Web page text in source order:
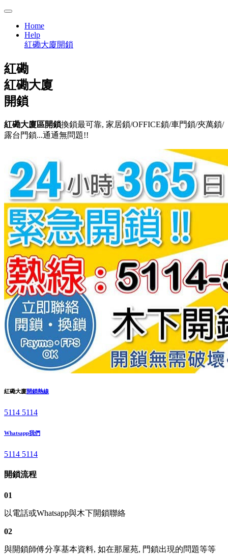
Home
Help
紅磡大廈開鎖
紅磡
紅磡大廈
開鎖
紅磡大廈區開鎖換鎖最可靠, 家居鎖/OFFICE鎖/車門鎖/夾萬鎖/
露台門鎖...通通無問題!!
紅磡大廈開鎖熱線
5114 5114
Whatsapp我們
5114 5114
開鎖流程
01
以電話或Whatsapp與木下開鎖聯絡
02
與開鎖師傅分享基本資料, 如在那屋苑, 門鎖出現的問題等等